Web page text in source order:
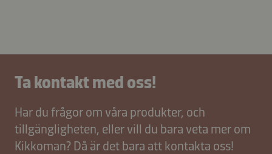
Ta kontakt med oss!
Har du frågor om våra produkter, och
tillgängligheten, eller vill du bara veta mer om
Kikkoman? Då är det bara att kontakta oss!